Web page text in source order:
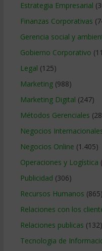
Estrategia Empresarial
Finanzas Corporativas
Gerencia social y
Gobierno Corporativo
Legal (125)
Marketing(988)
Marketing Digital (247)
Métodos Gerenciales
Negocios
Negocios Online (1.405)
Operaciones y Logística
Publicidad (306)
Recursos Humanos (865)
Relaciones con los
Relaciones publicas (132)
Tecnologia de